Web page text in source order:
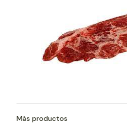
Más productos